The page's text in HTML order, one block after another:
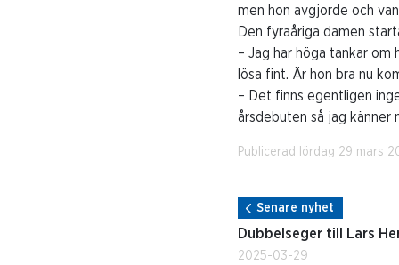
men hon avgjorde och
Den fyraåriga damen
– Jag har höga tankar
lösa fint. Är hon bra nu
– Det finns egentligen
årsdebuten så jag känner
Publicerad lördag 29 mars
Senare nyhet
Dubbelseger till Lars
2025-03-29